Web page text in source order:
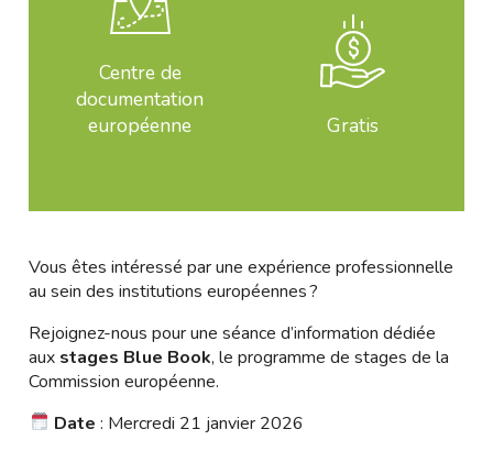
Centre de
documentation
européenne
Gratis
Vous êtes intéressé par une expérience professionnelle
au sein des institutions européennes ?
Rejoignez-nous pour une séance d’information dédiée
aux stages Blue Book, le programme de stages de la
Commission européenne.
Date : Mercredi 21 janvier 2026